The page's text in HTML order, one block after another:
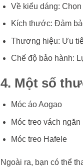
Về kiểu dáng:
Kích thước: Đảm
Thương hiệu: Ưu
Chế độ bảo hành:
4. Một số
Móc áo Aogao
Móc treo vách ngăn
Móc treo Hafele
Ngoài ra, bạn có thể